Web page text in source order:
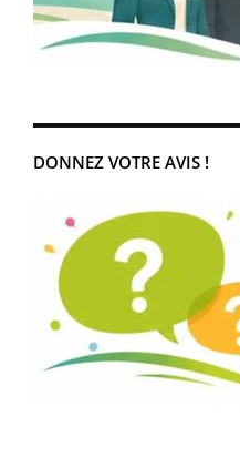
DONNEZ VOTRE AVIS !